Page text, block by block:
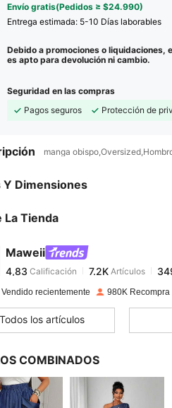
Envío gratis(Pedidos ≥ $24.990)
Entrega estimada: 5-10 Días laborables
Debido a promociones o liquidaciones,
es apto para devolución ni cambio.
Seguridad en las compras
Pagos seguros
Protección de
manga
Y Dimensiones
La Tienda
Maweii
4,83
4,83 Calificación
v***apagó Hace 1 día
4,83
Vendido recientemente 980K Recompra
Todos los artículos
COMBINADOS